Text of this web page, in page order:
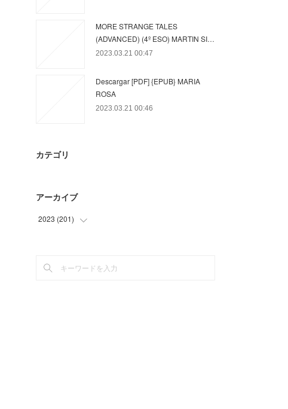
MORE STRANGE TALES
(ADVANCED) (4º ESO) MARTIN SI…
2023.03.21 00:47
Descargar [PDF] {EPUB} MARIA
ROSA
2023.03.21 00:46
カテゴリ
アーカイブ
2023 (201)
(